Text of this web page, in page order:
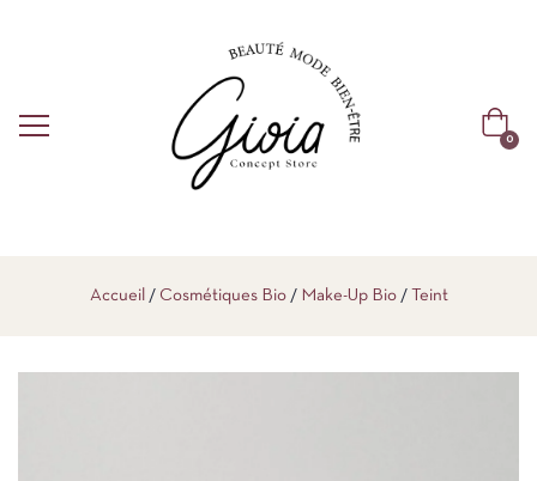
0
Accueil Cosmétiques Bio Make-Up Bio Teint